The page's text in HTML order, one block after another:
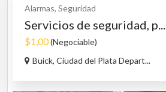
Alarmas, Seguridad
Servicios de seguridad, p...
$1,00(Negociable)
Buick, Ciudad del Plata Depart...